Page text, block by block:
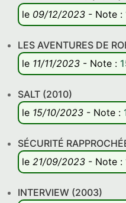
le 09/12/2023 - Note :
LES AVENTURES DE
le 11/11/2023 - Note :
SALT (2010)
le 15/10/2023 - Note :
SÉCURITÉ
le 21/09/2023 - Note :
INTERVIEW (2003)